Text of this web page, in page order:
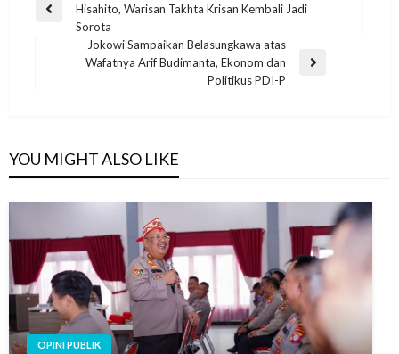
Hisahito, Warisan Takhta Krisan Kembali Jadi
Sorota
Jokowi Sampaikan Belasungkawa atas
Wafatnya Arif Budimanta, Ekonom dan
Politikus PDI-P
YOU MIGHT ALSO LIKE
OPINI PUBLIK